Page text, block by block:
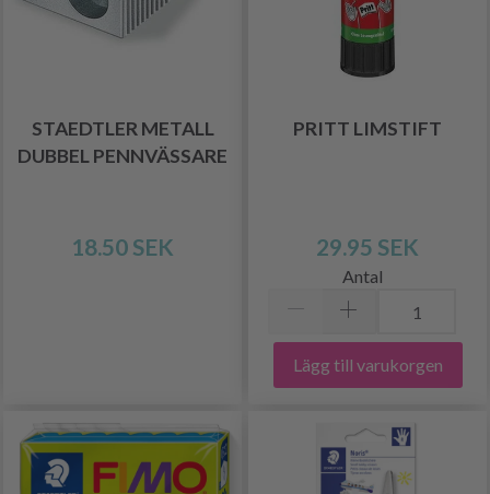
STAEDTLER METALL
DUBBEL PENNVÄSSARE
18.50 SEK
PRITT LIMSTIFT
29.95 SEK
Antal
Lägg till varukorgen